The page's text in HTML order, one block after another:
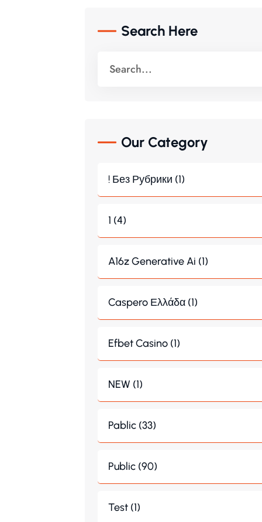
Search Here
Our Category
! Без Рубрики (1)
1 (4)
A16z Generative Ai (1)
Caspero Ελλάδα (1)
Efbet Casino (1)
NEW (1)
Pablic (33)
Public (90)
Test (1)